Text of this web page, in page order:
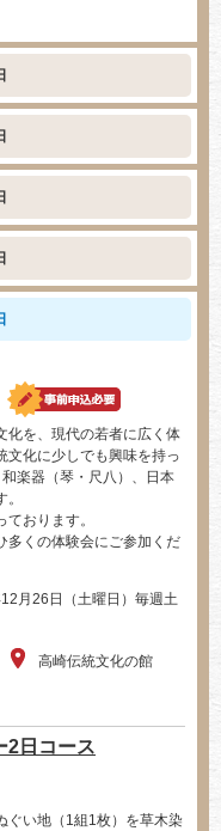
化を、現代の若者に広く体
文化に少しでも興味を持っ
楽器（琴・尺八）、日本
おります。
多くの体験会にご参加くだ
月26日（土曜日）毎週土
高崎伝統文化の館
2日コース
ぐい地（1組1枚）を草木染